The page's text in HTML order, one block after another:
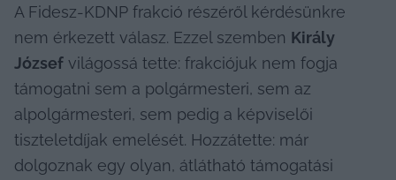
A Fidesz-KDNP frakció részéről kérdésünkre
nem érkezett válasz. Ezzel szemben Király
József világossá tette: frakciójuk nem fogja
támogatni sem a polgármesteri, sem az
alpolgármesteri, sem pedig a képviselői
tiszteletdíjak emelését. Hozzátette: már
dolgoznak egy olyan, átlátható támogatási